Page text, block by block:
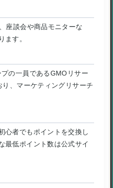
座談会や商品モニターな
ます。
の一員であるGMOリサー
、マーケティングリサーチ
心者でもポイントを交換し
最低ポイント数は公式サイ